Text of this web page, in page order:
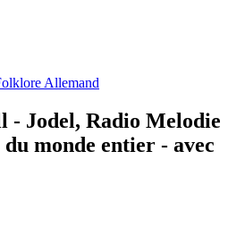
Allemand
- Jodel, Radio Melodie
monde entier - avec